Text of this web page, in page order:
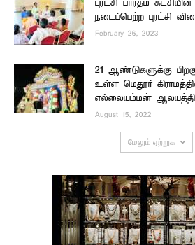
புரட்சி பாரதம்
நடைப்பெற்ற புரட்சி
February 26, 2023
21 ஆண்டுகளுக்கு
உள்ள மெதூர்
எல்லையம்மன்
August 15, 2022
மேலும் ஏற்றுக